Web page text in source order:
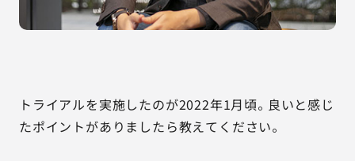
トライアルを実施したのが2022年1月頃。良いと感じ
たポイントがありましたら教えてください。